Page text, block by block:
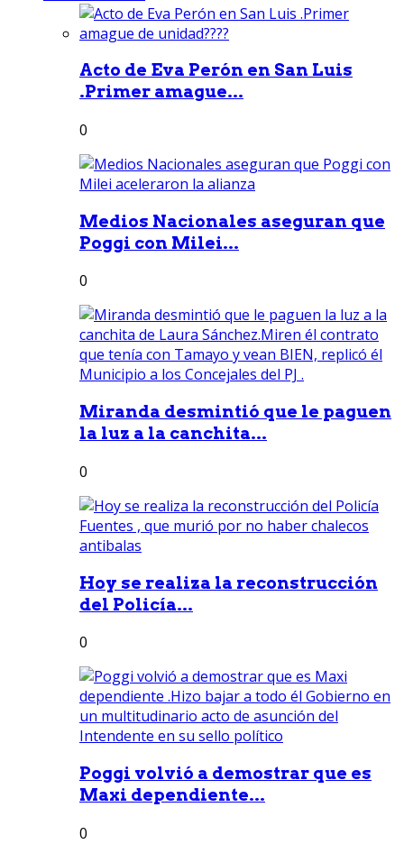
Acto de Eva Perón en San Luis
.Primer amague...
0
Medios Nacionales aseguran que
Poggi con Milei...
0
Miranda desmintió que le paguen
la luz a la canchita...
0
Hoy se realiza la reconstrucción
del Policía...
0
Poggi volvió a demostrar que es
Maxi dependiente...
0